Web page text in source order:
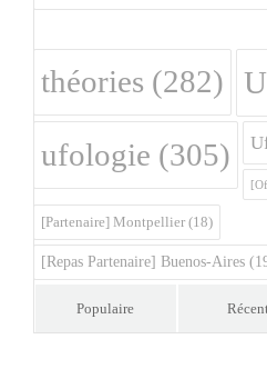
théories (282)
ufologie (305)
[Partenaire] Montpellier (18)
[Repas Partenaire] Buenos-Aires
Populaire